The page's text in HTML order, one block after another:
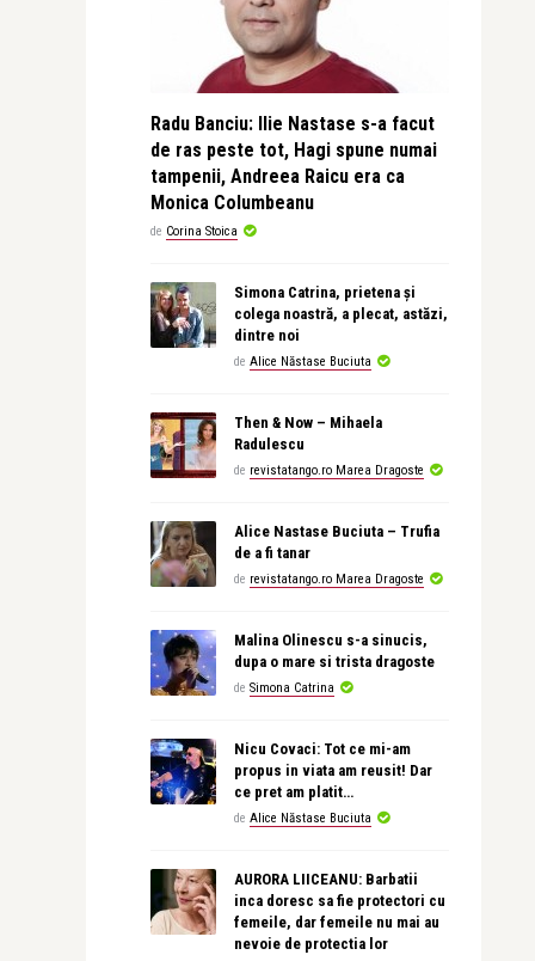
Radu Banciu: Ilie Nastase s-a facut
de ras peste tot, Hagi spune numai
tampenii, Andreea Raicu era ca
Monica Columbeanu
de Corina Stoica
Simona Catrina, prietena și
colega noastră, a plecat, astăzi,
dintre noi
de Alice Năstase Buciuta
Then & Now – Mihaela
Radulescu
de revistatango.ro Marea Dragoste
Alice Nastase Buciuta – Trufia
de a fi tanar
de revistatango.ro Marea Dragoste
Malina Olinescu s-a sinucis,
dupa o mare si trista dragoste
de Simona Catrina
Nicu Covaci: Tot ce mi-am
propus in viata am reusit! Dar
ce pret am platit…
de Alice Năstase Buciuta
AURORA LIICEANU: Barbatii
inca doresc sa fie protectori cu
femeile, dar femeile nu mai au
nevoie de protectia lor